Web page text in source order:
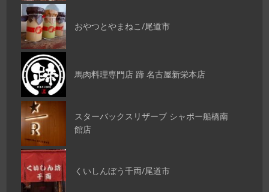
おやつとやまねこ/尾道市
馬肉料理専門店 蹄 名古屋新栄本店
スターバックスリザーブ シャポー船橋南
館店
くいしんぼう千両/尾道市